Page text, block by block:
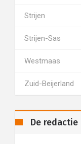
Strijen
Strijen-Sas
Westmaas
Zuid-Beijerland
De redactie